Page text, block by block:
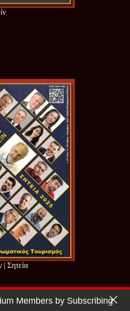
| Σητεία
| Κρητών Επιχειρείν
Members by Subscribing